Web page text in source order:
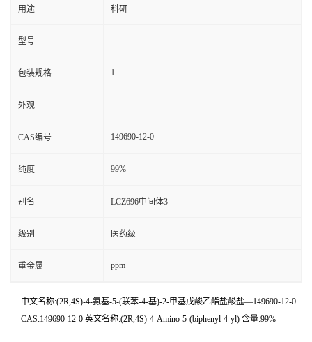
用途 科研
型号
包装规格 1
外观
CAS编号 149690-12-0
纯度 99%
别名 LCZ696中间体3
级别 医药级
重金属 ppm
中文名称:(2R,4S)-4-氨基-5-(联苯-4-基)-2-甲基戊酸乙酯盐酸盐—149690-12-0
CAS:149690-12-0 英文名称:(2R,4S)-4-Amino-5-(biphenyl-4-yl) 含量:99%